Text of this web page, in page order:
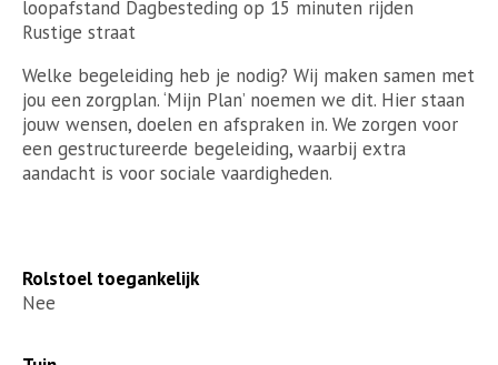
loopafstand Dagbesteding op 15 minuten rijden
Rustige straat
Welke begeleiding heb je nodig? Wij maken samen met
jou een zorgplan. ‘Mijn Plan’ noemen we dit. Hier staan
jouw wensen, doelen en afspraken in. We zorgen voor
een gestructureerde begeleiding, waarbij extra
aandacht is voor sociale vaardigheden.
Rolstoel toegankelijk
Nee